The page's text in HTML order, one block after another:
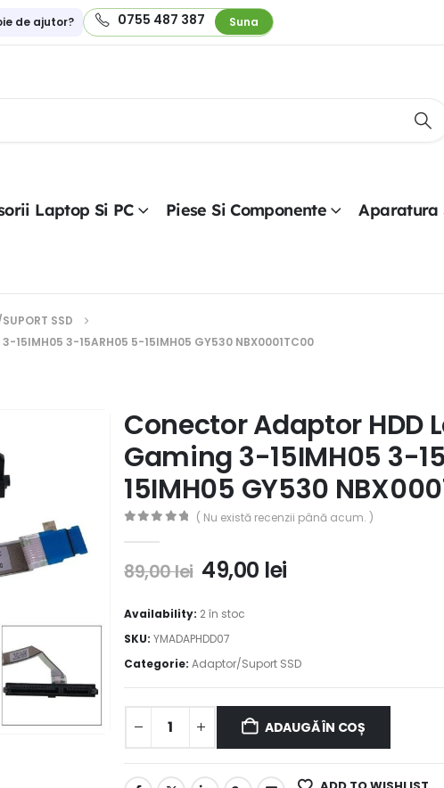
de ajutor? 0755 487 387 Suna
Laptop Si PC Piese Si Componente Aparatura
SSD
3-15IMH05 3-15ARH05 5-15IMH05 GY530 NBX0001TC00
Conector Adaptor HDD
Gaming 3-15IMH05 3-
15IMH05 GY530
( Nu există recenzii până acum. )
89,00lei 49,00 lei
Availability: 2 în stoc
SKU: YMADAPHDD07
Categorie: Adaptor/Suport SSD
ADAUGĂ ÎN COȘ